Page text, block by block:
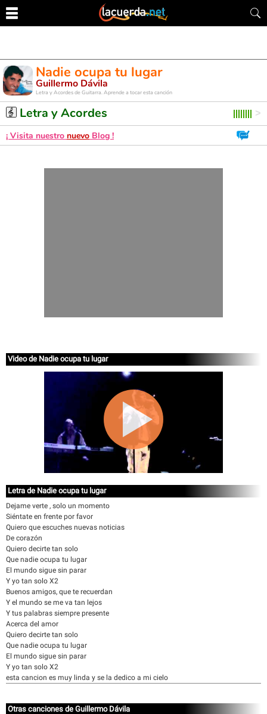
Nadie ocupa tu lugar
Guillermo Dávila
Letra y Acordes de Guitarra. Aprende a tocar esta canción
Letra y Acordes
¡ Visita nuestro nuevo Blog !
Video de Nadie ocupa tu lugar
Letra de Nadie ocupa tu lugar
Dejame verte , solo un momento
Siéntate en frente por favor
Quiero que escuches nuevas noticias
De corazón
Quiero decirte tan solo
Que nadie ocupa tu lugar
El mundo sigue sin parar
Y yo tan solo X2
Buenos amigos, que te recuerdan
Y el mundo se me va tan lejos
Y tus palabras siempre presente
Acerca del amor
Quiero decirte tan solo
Que nadie ocupa tu lugar
El mundo sigue sin parar
Y yo tan solo X2
esta cancion es muy linda y se la dedico a mi cielo
Otras canciones de Guillermo Dávila